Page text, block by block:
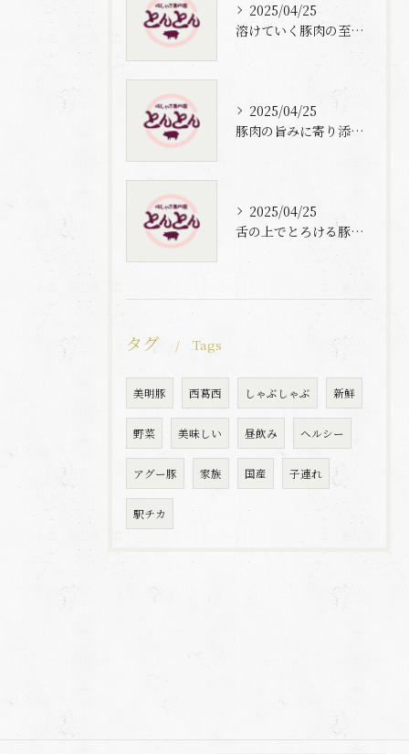
2025/04/25
溶けていく豚肉の至福体験
2025/04/25
豚肉の旨みに寄り添う自家製梅出汁の魅力
2025/04/25
舌の上でとろける豚肉と自家製梅出汁の魅力
タグ Tags
美明豚 西葛西 しゃぶしゃぶ 新鮮
野菜 美味しい 昼飲み ヘルシー
アグー豚 家族 国産 子連れ
駅チカ